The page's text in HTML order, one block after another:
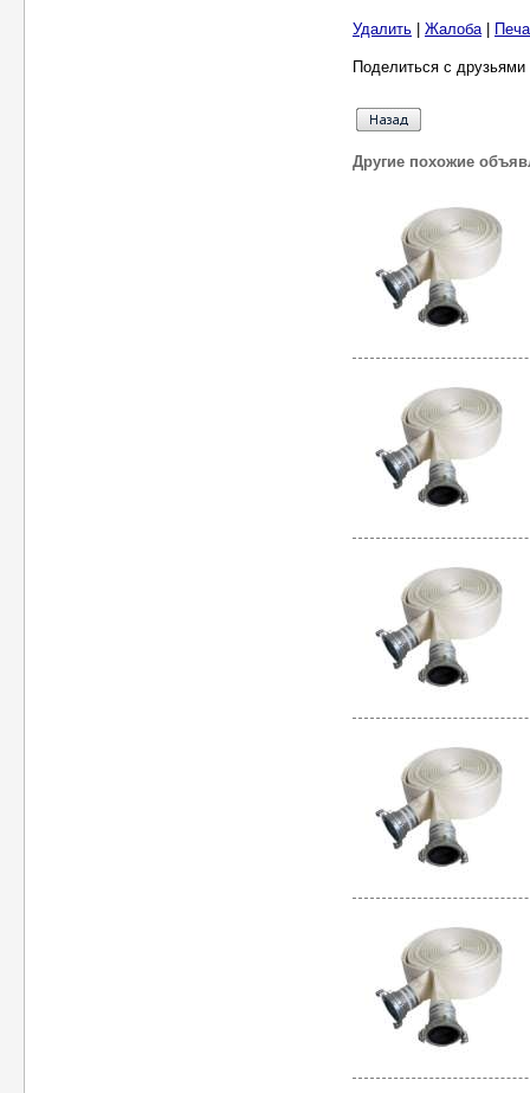
Удалить Жалоба|
Поделиться с
Другие похожие